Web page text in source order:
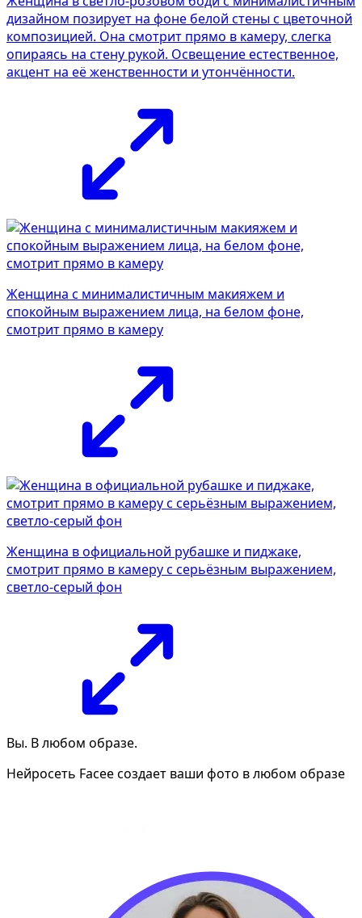
дизайном позирует на фоне белой стены с цветочной
композицией. Она смотрит прямо в камеру, слегка
опираясь на стену рукой. Освещение естественное,
акцент на её женственности и утончённости.
Женщина с минималистичным макияжем и
спокойным выражением лица, на белом фоне,
смотрит прямо в камеру
Женщина в официальной рубашке и пиджаке,
смотрит прямо в камеру с серьёзным выражением,
светло-серый фон
Вы. В любом образе.
Нейросеть Facee создает ваши фото в любом образе